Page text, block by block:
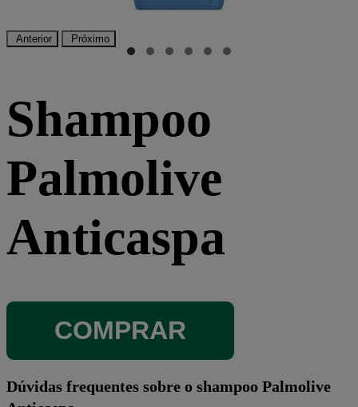
Anterior Próximo
Shampoo
Palmolive
Anticaspa
COMPRAR
Dúvidas frequentes sobre o shampoo Palmolive